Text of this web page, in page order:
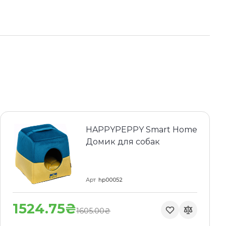
HAPPYPEPPY Smart Home
Домик для собак
Арт hp00052
1524.75₴1605.00₴